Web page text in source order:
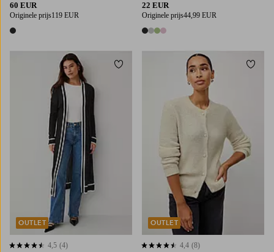
60 EUR
Originele prijs119 EUR
1 kleur
22 EUR
Originele prijs44,99 EUR
4 kleuren
4,5 op basis van 4 beoordelingen
4,5 (4)
OUTLET
Toevoegen aan favorieten
4,4 op basis van 8 beoordelingen
4,4 (8)
OUTLET